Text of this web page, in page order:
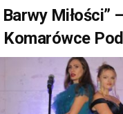
Miłości”